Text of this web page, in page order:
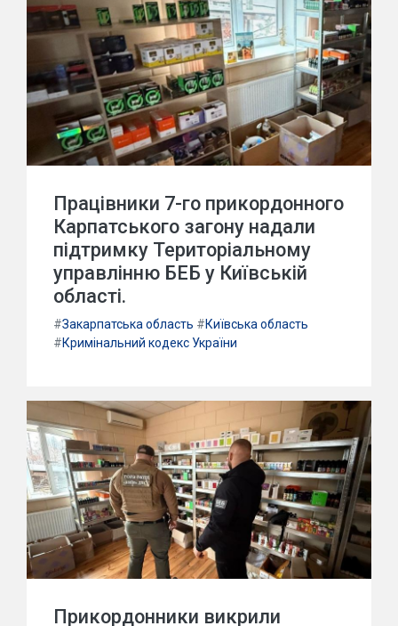
Працівники 7-го прикордонного
Карпатського загону надали
підтримку Територіальному
управлінню БЕБ у Київській
області.
#Закарпатська область #Київська область
#Кримінальний кодекс України
Прикордонники викрили